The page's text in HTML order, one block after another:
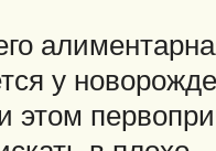
у
этом